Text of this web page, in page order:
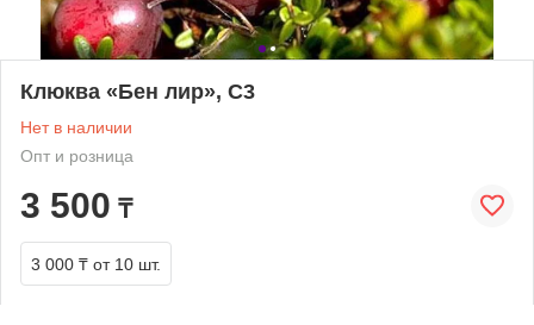
Клюква «Бен лир», С3
Нет в наличии
Опт и розница
3 500 ₸
3 000 ₸ от 10 шт.